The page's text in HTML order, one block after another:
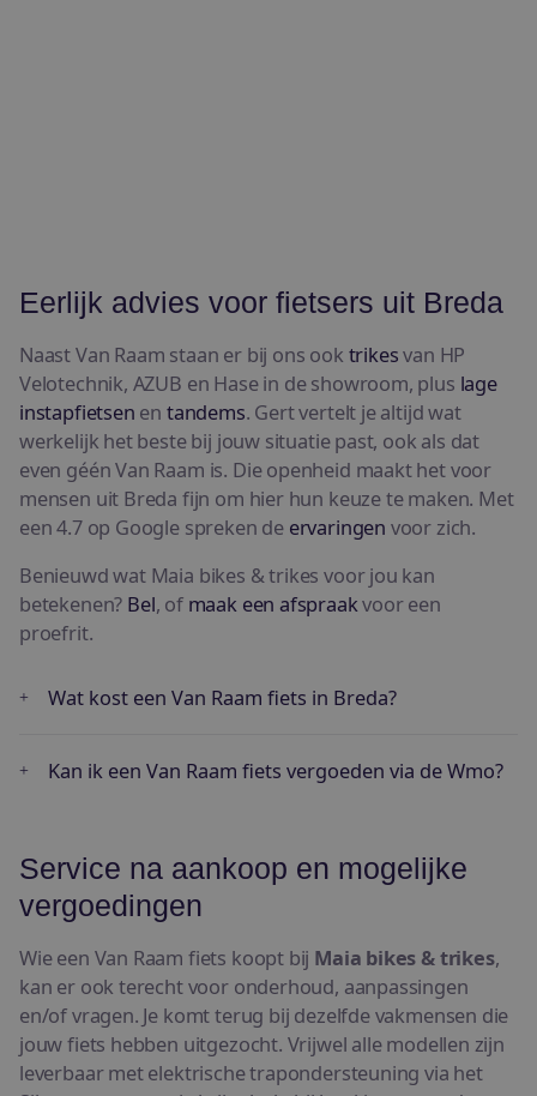
Eerlijk advies voor fietsers uit Breda
Naast Van Raam staan er bij ons ook trikesvan HP
Velotechnik, AZUB en Hase in de showroom, plus lage
instapfietsen en tandems. Gert vertelt je altijd wat
werkelijk het beste bij jouw situatie past, ook als dat
even géén Van Raam is. Die openheid maakt het voor
mensen uit Breda fijn om hier hun keuze te maken. Met
een 4.7 op Google spreken de ervaringen voor zich.
Benieuwd wat Maia bikes & trikes voor jou kan
betekenen? Bel, of maak een afspraakvoor een
proefrit.
Wat kost een Van Raam fiets in Breda?
Kan ik een Van Raam fiets vergoeden via de Wmo?
Service na aankoop en mogelijke
vergoedingen
Wie een Van Raam fiets koopt bij Maia bikes & trikes,
kan er ook terecht voor onderhoud, aanpassingen
en/of vragen. Je komt terug bij dezelfde vakmensen die
jouw fiets hebben uitgezocht. Vrijwel alle modellen zijn
leverbaar met elektrische trapondersteuning via het